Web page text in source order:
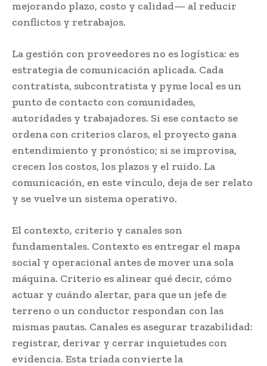
mejorando plazo, costo y calidad— al reducir
conflictos y retrabajos.
La gestión con proveedores no es logística: es
estrategia de comunicación aplicada. Cada
contratista, subcontratista y pyme local es un
punto de contacto con comunidades,
autoridades y trabajadores. Si ese contacto se
ordena con criterios claros, el proyecto gana
entendimiento y pronóstico; si se improvisa,
crecen los costos, los plazos y el ruido. La
comunicación, en este vínculo, deja de ser relato
y se vuelve un sistema operativo.
El contexto, criterio y canales son
fundamentales. Contexto es entregar el mapa
social y operacional antes de mover una sola
máquina. Criterio es alinear qué decir, cómo
actuar y cuándo alertar, para que un jefe de
terreno o un conductor respondan con las
mismas pautas. Canales es asegurar trazabilidad:
registrar, derivar y cerrar inquietudes con
evidencia. Esta tríada convierte la